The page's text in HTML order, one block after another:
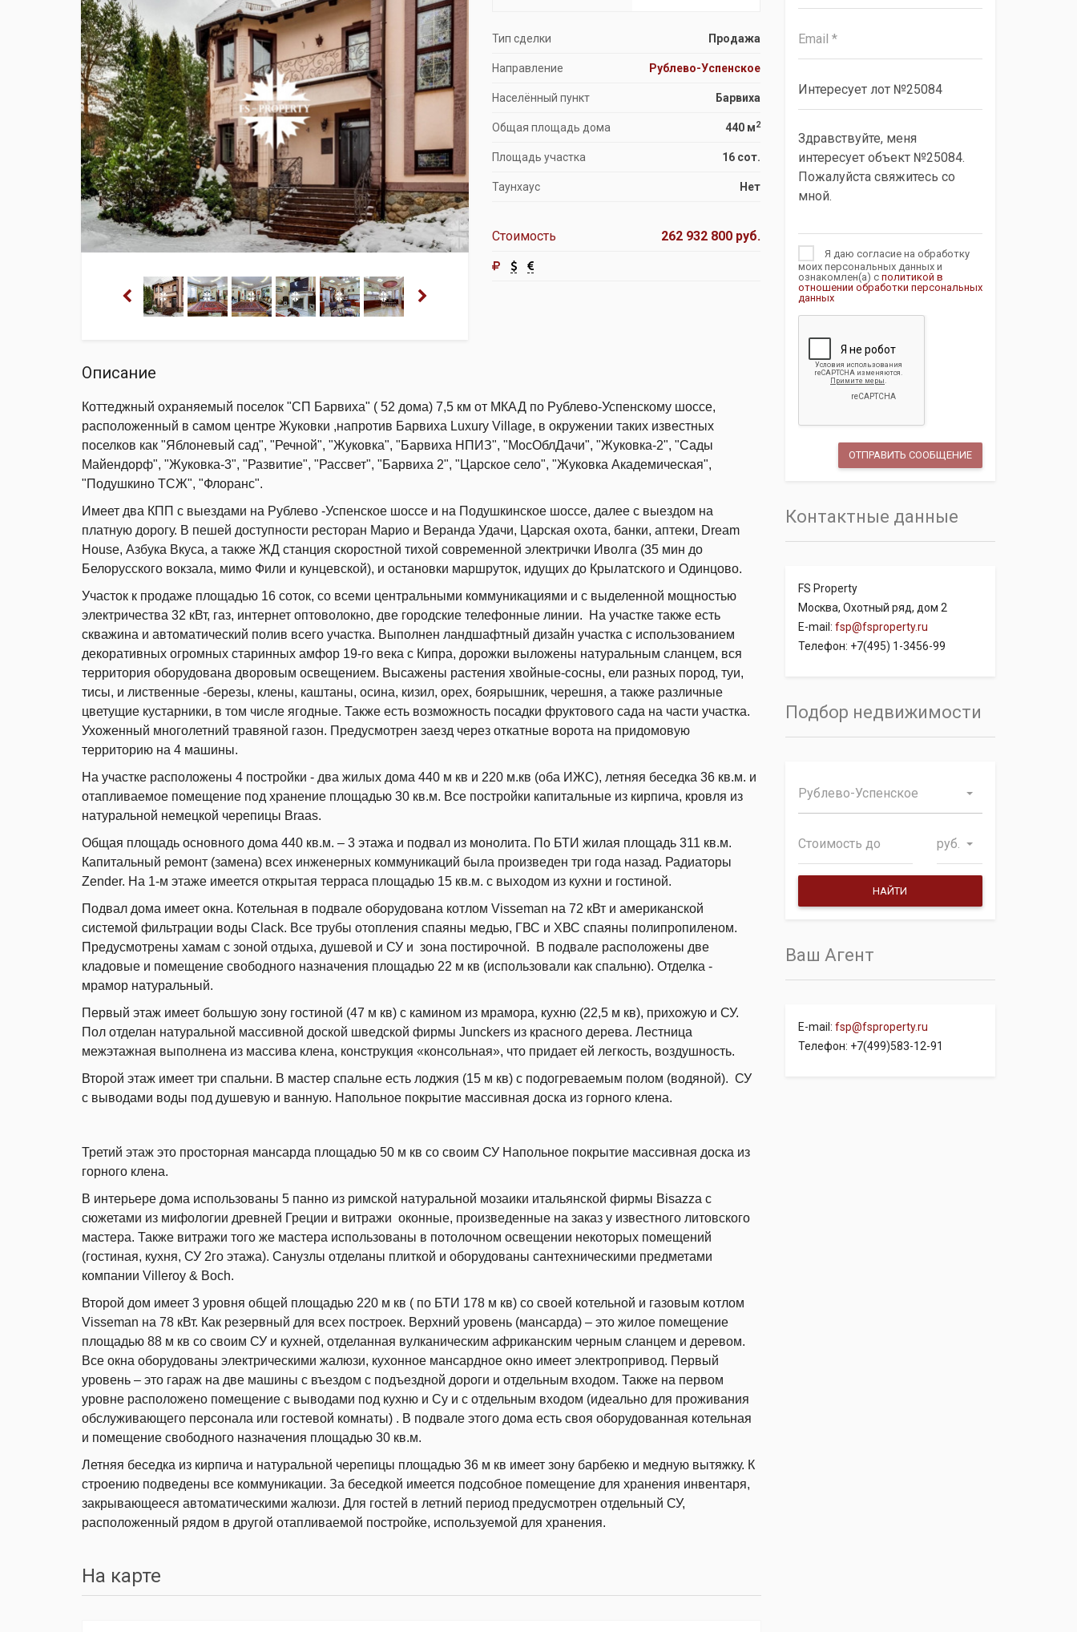
Продажа особняков
Помещения свободного назначения
Тип сделки Продажа
Направление Рублево-Успенское
Населённый пункт Барвиха
Общая площадь дома 440 м2
Площадь участка 16 сот.
Таунхаус Нет
Стоимость 262 932 800 руб.
Описание
Коттеджный охраняемый поселок "СП Барвиха" ( 52 дома) 7,5 км от МКАД по Рублево-Успенскому шоссе,
расположенный в самом центре Жуковки ,напротив Барвиха Luxury Village, в окружении таких известных
поселков как "Яблоневый сад", "Речной", "Жуковка", "Барвиха НПИЗ", "МосОблДачи", "Жуковка-2", "Сады
Майендорф", "Жуковка-3", "Развитие", "Рассвет", "Барвиха 2", "Царское село", "Жуковка Академическая",
"Подушкино ТСЖ", "Флоранс".
Имеет два КПП с выездами на Рублево -Успенское шоссе и на Подушкинское шоссе, далее с выездом на
платную дорогу. В пешей доступности ресторан Марио и Веранда Удачи, Царская охота, банки, аптеки, Dream
House, Азбука Вкуса, а также ЖД станция скоростной тихой современной электрички Иволга (35 мин до
Белорусского вокзала, мимо Фили и кунцевской), и остановки маршруток, идущих до Крылатского и Одинцово.
Участок к продаже площадью 16 соток, со всеми центральными коммуникациями и с выделенной мощностью
электричества 32 кВт, газ, интернет оптоволокно, две городские телефонные линии. На участке также есть
скважина и автоматический полив всего участка. Выполнен ландшафтный дизайн участка с использованием
декоративных огромных старинных амфор 19-го века с Кипра, дорожки выложены натуральным сланцем, вся
территория оборудована дворовым освещением. Высажены растения хвойные-сосны, ели разных пород, туи,
тисы, и лиственные -березы, клены, каштаны, осина, кизил, орех, боярышник, черешня, а также различные
цветущие кустарники, в том числе ягодные. Также есть возможность посадки фруктового сада на части участка.
Ухоженный многолетний травяной газон. Предусмотрен заезд через откатные ворота на придомовую
территорию на 4 машины.
На участке расположены 4 постройки - два жилых дома 440 м кв и 220 м.кв (оба ИЖС), летняя беседка 36 кв.м. и
отапливаемое помещение под хранение площадью 30 кв.м. Все постройки капитальные из кирпича, кровля из
натуральной немецкой черепицы Braas.
Общая площадь основного дома 440 кв.м. – 3 этажа и подвал из монолита. По БТИ жилая площадь 311 кв.м.
Капитальный ремонт (замена) всех инженерных коммуникаций была произведен три года назад. Радиаторы
Zender. На 1-м этаже имеется открытая терраса площадью 15 кв.м. с выходом из кухни и гостиной.
Подвал дома имеет окна. Котельная в подвале оборудована котлом Visseman на 72 кВт и американской
системой фильтрации воды Clack. Все трубы отопления спаяны медью, ГВС и ХВС спаяны полипропиленом.
Предусмотрены хамам с зоной отдыха, душевой и СУ и зона постирочной. В подвале расположены две
кладовые и помещение свободного назначения площадью 22 м кв (использовали как спальню). Отделка -
мрамор натуральный.
Первый этаж имеет большую зону гостиной (47 м кв) с камином из мрамора, кухню (22,5 м кв), прихожую и СУ.
Пол отделан натуральной массивной доской шведской фирмы Junckers из красного дерева. Лестница
межэтажная выполнена из массива клена, конструкция «консольная», что придает ей легкость, воздушность.
Второй этаж имеет три спальни. В мастер спальне есть лоджия (15 м кв) с подогреваемым полом (водяной). СУ
с выводами воды под душевую и ванную. Напольное покрытие массивная доска из горного клена.
Третий этаж это просторная мансарда площадью 50 м кв со своим СУ Напольное покрытие массивная доска из
горного клена.
В интерьере дома использованы 5 панно из римской натуральной мозаики итальянской фирмы Bisazza с
сюжетами из мифологии древней Греции и витражи оконные, произведенные на заказ у известного литовского
мастера. Также витражи того же мастера использованы в потолочном освещении некоторых помещений
(гостиная, кухня, СУ 2го этажа). Санузлы отделаны плиткой и оборудованы сантехническими предметами
компании Villeroy & Boch.
Второй дом имеет 3 уровня общей площадью 220 м кв ( по БТИ 178 м кв) со своей котельной и газовым котлом
Visseman на 78 кВт. Как резервный для всех построек. Верхний уровень (мансарда) – это жилое помещение
площадью 88 м кв со своим СУ и кухней, отделанная вулканическим африканским черным сланцем и деревом.
Все окна оборудованы электрическими жалюзи, кухонное мансардное окно имеет электропривод. Первый
уровень – это гараж на две машины с въездом с подъездной дороги и отдельным входом. Также на первом
уровне расположено помещение с выводами под кухню и Су и с отдельным входом (идеально для проживания
обслуживающего персонала или гостевой комнаты) . В подвале этого дома есть своя оборудованная котельная
и помещение свободного назначения площадью 30 кв.м.
Летняя беседка из кирпича и натуральной черепицы площадью 36 м кв имеет зону барбекю и медную вытяжку. К
строению подведены все коммуникации. За беседкой имеется подсобное помещение для хранения инвентаря,
закрывающееся автоматическими жалюзи. Для гостей в летний период предусмотрен отдельный СУ,
расположенный рядом в другой отапливаемой постройке, используемой для хранения.
На карте
Я даю согласие на обработку
моих персональных данных и
ознакомлен(а) с политикой в
отношении обработки персональных
данных
Контактные данные
FS Property
Москва, Охотный ряд, дом 2
E-mail: fsp@fsproperty.ru
Телефон: +7(495) 1-3456-99
Подбор недвижимости
Рублево-Успенское
руб.
Ваш Агент
E-mail: fsp@fsproperty.ru
Телефон: +7(499)583-12-91